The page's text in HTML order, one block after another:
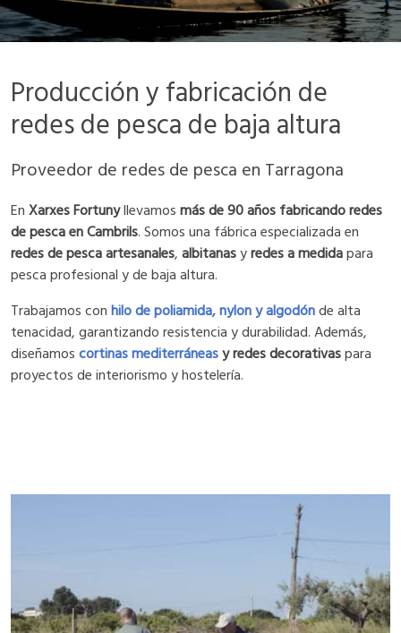
Producción y fabricación de
redes de pesca de baja altura
Proveedor de redes de pesca en Tarragona
EnXarxes Fortunyllevamosmás de 90 años fabricando redes
de pesca en Cambrils. Somos una fábrica especializada en
redes de pesca artesanales,albitanasyredes a medidapara
pesca profesional y de baja altura.
Trabajamos conhilo de poliamida, nylon y algodónde alta
tenacidad, garantizando resistencia y durabilidad. Además,
diseñamoscortinas mediterráneasy redes decorativaspara
proyectos de interiorismo y hostelería.